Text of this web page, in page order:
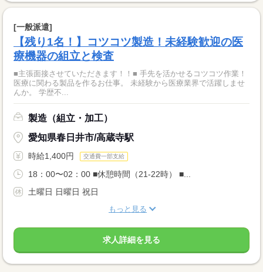
[一般派遣]
【残り1名！】コツコツ製造！未経験歓迎の医
療機器の組立と検査
■主張面接させていただきます！！■ 手先を活かせるコツコツ作業！
医療に関わる製品を作るお仕事。 未経験から医療業界で活躍しませ
んか。 学歴不...
製造（組立・加工）
愛知県春日井市/高蔵寺駅
時給1,400円 交通費一部支給
18：00〜02：00 ■休憩時間（21‐22時） ■...
土曜日 日曜日 祝日
もっと見る
求人詳細を見る